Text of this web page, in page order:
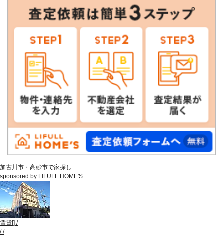
加古川市・高砂市で家探し
sponsored by LIFULL HOME'S
賃貸[] /
//